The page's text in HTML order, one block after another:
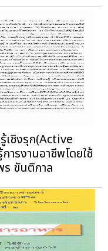
เชิงรุก(Active
ารงานอาชีพโดยใช้
ขันติกาล